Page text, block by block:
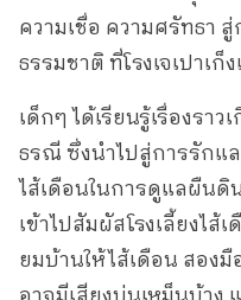
ความเชื่อ ความศรัทธา
ธรรมชาติ ที่โรงเจเปาเก็
เด็กๆ ได้เรียนรู้เรื่องรา
ธรณี ซึ่งนำไปสู่การรักแล
ไส้เดือนในการดูแลผืนดิ
เข้าไปสัมผัสโรงเลี้ยงไส้
ยมบ้านให้ไส้เดือน สอง